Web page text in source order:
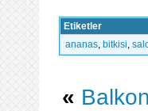
Etiketler
ananas bitkisi
«